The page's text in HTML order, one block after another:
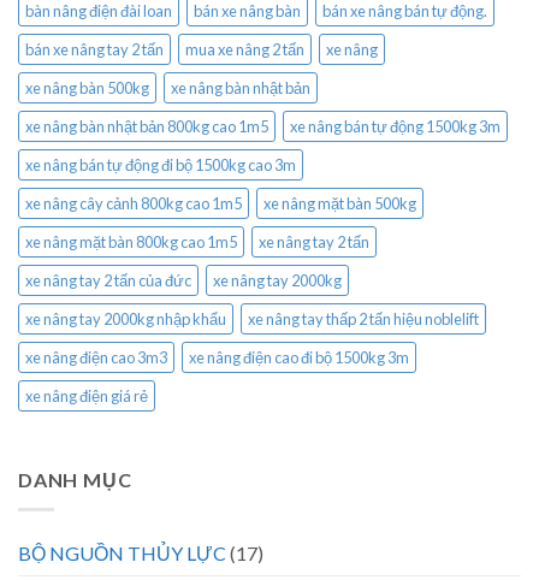
bàn nâng điện đài loan
bán xe nâng bàn
bán xe nâng bán tự động.
bán xe nâng tay 2 tấn
mua xe nâng 2 tấn
xe nâng
xe nâng bàn 500kg
xe nâng bàn nhật bản
xe nâng bàn nhật bản 800kg cao 1m5
xe nâng bán tự động 1500kg 3m
xe nâng bán tự động đi bộ 1500kg cao 3m
xe nâng cây cảnh 800kg cao 1m5
xe nâng mặt bàn 500kg
xe nâng mặt bàn 800kg cao 1m5
xe nâng tay 2 tấn
xe nâng tay 2 tấn của đức
xe nâng tay 2000kg
xe nâng tay 2000kg nhập khẩu
xe nâng tay thấp 2 tấn hiệu noblelift
xe nâng điện cao 3m3
xe nâng điện cao đi bộ 1500kg 3m
xe nâng điện giá rẻ
DANH MỤC
BỘ NGUỒN THỦY LỰC (17)